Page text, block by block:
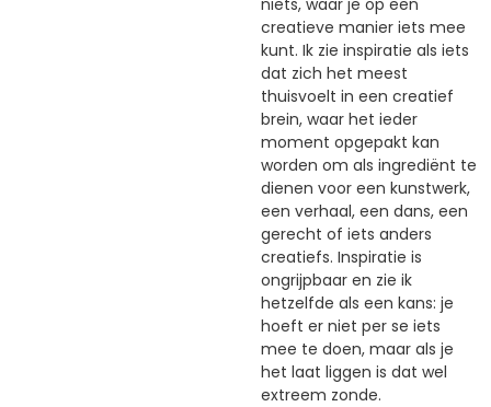
creatieve manier iets mee
kunt. Ik zie inspiratie als iets
dat zich het meest
thuisvoelt in een creatief
brein, waar het ieder
moment opgepakt kan
worden om als ingrediënt te
dienen voor een kunstwerk,
een verhaal, een dans, een
gerecht of iets anders
creatiefs. Inspiratie is
ongrijpbaar en zie ik
hetzelfde als een kans: je
hoeft er niet per se iets
mee te doen, maar als je
het laat liggen is dat wel
extreem zonde.